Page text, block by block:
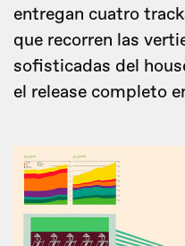
entregan cuatro
que recorren las
sofisticadas del
el release completo